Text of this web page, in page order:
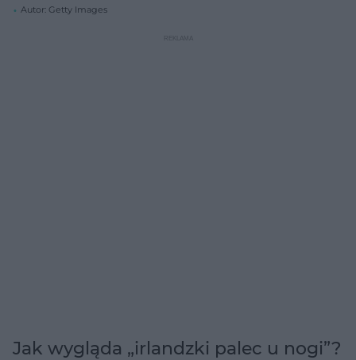
Autor: Getty Images
Jak wygląda „irlandzki palec u nogi”?